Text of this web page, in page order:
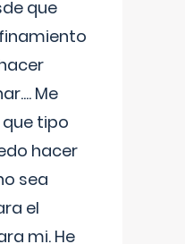
que
Me
tipo
hacer
sea
el
mi. He